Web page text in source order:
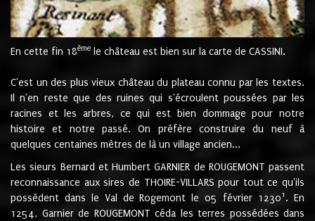
En cette fin 18ème le château est bien sur la carte de CASSINI.
C'est un des plus vieux château du plateau connu par les textes.
Il n'en reste que des ruines qui s'écroulent poussées par les
racines et les arbres, ce qui est bien dommage pour notre
histoire et notre passé. On préfère construire du neuf à
quelques centaines mètres de là un village ancien...
Les sieurs Bernard et Humbert GARNIER de ROUGEMONT passent
reconnaissance aux sires de THOIRE-VILLARS pour tout ce qu'ils
possèdent dans le Val de Rogemont le 05 février 12301 . En
1254, Garnier de ROUGEMONT céda les terres possédées dans